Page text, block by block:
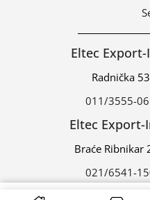
Eltec
Radnička
011/3555-
Eltec
Braće Ribnikar
021/6541-